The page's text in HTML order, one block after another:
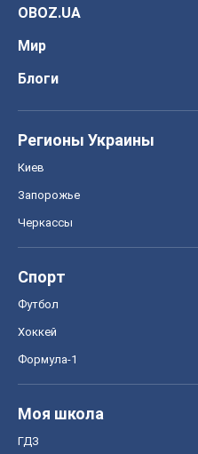
OBOZ.UA
Мир
Блоги
Регионы Украины
Киев
Запорожье
Черкассы
Спорт
Футбол
Хоккей
Формула-1
Моя школа
ГДЗ